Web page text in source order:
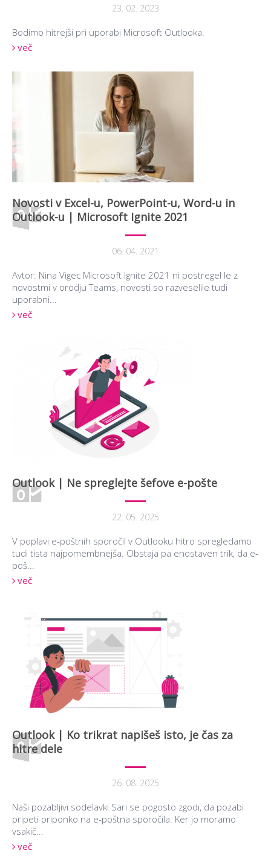
23. 02. 2023
Bodimo hitrejši pri uporabi Microsoft Outlooka.
več
Novosti v Excel-u, PowerPoint-u, Word-u in
Outlook-u | Microsoft Ignite 2021
06. 04. 2021
Avtor: Nina Vigec Microsoft Ignite 2021 ni postregel le z
novostmi v orodju Teams, novosti so razveselile tudi
uporabni...
več
Outlook | Ne spreglejte šefove e-pošte
22. 05. 2025
V poplavi e-poštnih sporočil v Outlooku hitro spregledamo
tudi tista najpomembnejša. Obstaja pa enostaven trik, da e-
poš...
več
Outlook | Ko trikrat napišeš isto, je čas za
hitre dele
26. 08. 2025
Naši pozabljivi sodelavki Sari se pogosto zgodi, da pozabi
pripeti priponko na e-poštna sporočila. Ker jo moramo
vsakič...
več